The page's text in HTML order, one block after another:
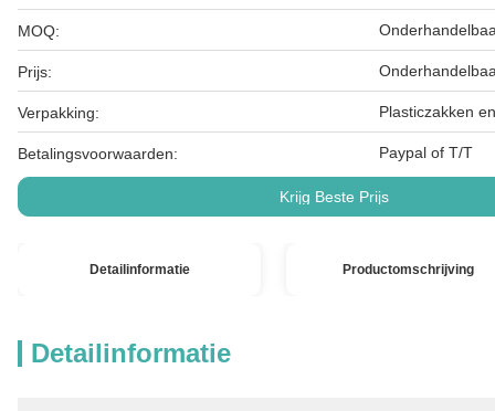
MOQ:
Prijs:
Verpakking: Plasticzakken
Betalingsvoorwaarden: Paypal of T/T
Krijg Beste Prijs
Detailinformatie Productomschrijving
Detailinformatie